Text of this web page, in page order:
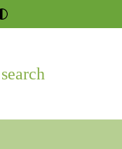
search